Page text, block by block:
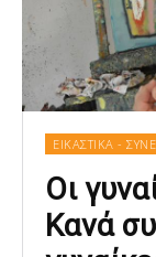
ΕΙΚΑΣΤΙΚΑ -
Οι
Κανά